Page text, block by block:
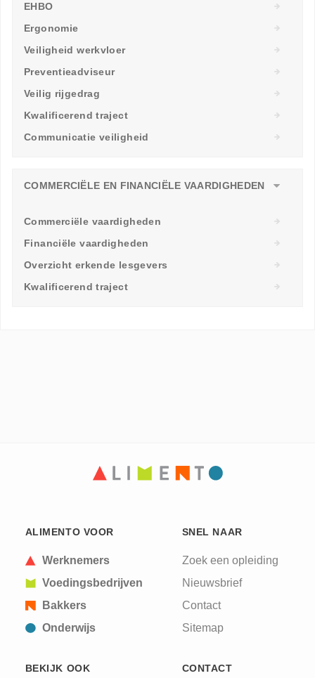
EHBO
Ergonomie
Veiligheid werkvloer
Preventieadviseur
Veilig rijgedrag
Kwalificerend traject
Communicatie veiligheid
COMMERCIËLE EN FINANCIËLE VAARDIGHEDEN
Commerciële vaardigheden
Financiële vaardigheden
Overzicht erkende lesgevers
Kwalificerend traject
ALIMENTO VOOR
Werknemers
Voedingsbedrijven
Bakkers
Onderwijs
SNEL NAAR
Zoek een opleiding
Nieuwsbrief
Contact
Sitemap
BEKIJK OOK CONTACT